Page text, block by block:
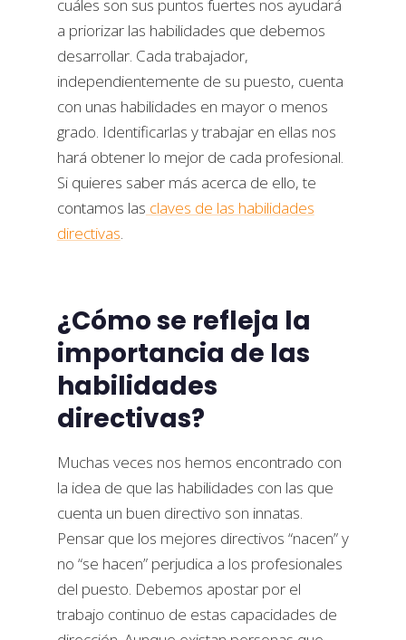
cuáles son sus puntos fuertes nos ayudará
a priorizar las habilidades que debemos
desarrollar. Cada trabajador,
independientemente de su puesto, cuenta
con unas habilidades en mayor o menos
grado. Identificarlas y trabajar en ellas nos
hará obtener lo mejor de cada profesional.
Si quieres saber más acerca de ello, te
contamos las claves de las habilidades
directivas.
¿Cómo se refleja la
importancia de las
habilidades
directivas?
Muchas veces nos hemos encontrado con
la idea de que las habilidades con las que
cuenta un buen directivo son innatas.
Pensar que los mejores directivos “nacen” y
no “se hacen” perjudica a los profesionales
del puesto. Debemos apostar por el
trabajo continuo de estas capacidades de